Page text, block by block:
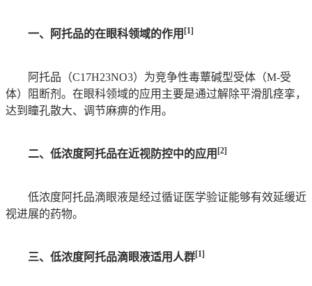
一、阿托品的在眼科领域的作用 [1]
阿托品（C17H23NO3）为竞争性毒蕈碱型受体（M-受
体）阻断剂。在眼科领域的应用主要是通过解除平滑肌痉挛，
达到瞳孔散大、调节麻痹的作用。
二、低浓度阿托品在近视防控中的应用 [2]
低浓度阿托品滴眼液是经过循证医学验证能够有效延缓近
视进展的药物。
三、低浓度阿托品滴眼液适用人群[1]